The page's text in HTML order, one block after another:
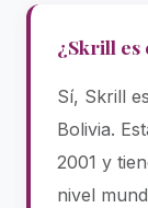
¿Skrill es
Sí, Skrill
Bolivia.
2001 y
nivel